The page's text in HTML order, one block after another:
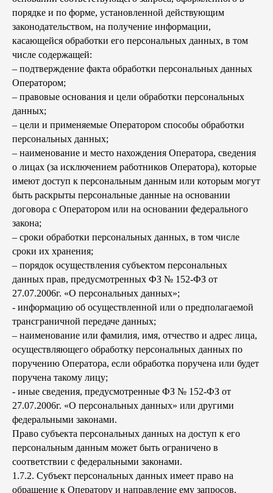
порядке и по форме, установленной действующим
законодательством, на получение информации,
касающейся обработки его персональных данных, в том
числе содержащей:
– подтверждение факта обработки персональных данных
Оператором;
– правовые основания и цели обработки персональных
данных;
– цели и применяемые Оператором способы обработки
персональных данных;
– наименование и место нахождения Оператора, сведения
о лицах (за исключением работников Оператора), которые
имеют доступ к персональным данным или которым могут
быть раскрыты персональные данные на основании
договора с Оператором или на основании федерального
закона;
– сроки обработки персональных данных, в том числе
сроки их хранения;
– порядок осуществления субъектом персональных
данных прав, предусмотренных ФЗ № 152-ФЗ от
27.07.2006г. «О персональных данных»;
- информацию об осуществленной или о предполагаемой
трансграничной передаче данных;
– наименование или фамилия, имя, отчество и адрес лица,
осуществляющего обработку персональных данных по
поручению Оператора, если обработка поручена или будет
поручена такому лицу;
- иные сведения, предусмотренные ФЗ № 152-ФЗ от
27.07.2006г. «О персональных данных» или другими
федеральными законами.
Право субъекта персональных данных на доступ к его
персональным данным может быть ограничено в
соответствии с федеральными законами.
1.7.2. Субъект персональных данных имеет право на
обращение к Оператору и направление ему запросов.